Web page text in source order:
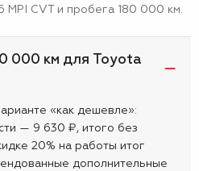
MPI CVT и пробега 180 000 км.
000 км для Toyota
«как дешевле»:
— 9 630 ₽, итого без
20% на работы итог
дополнительные